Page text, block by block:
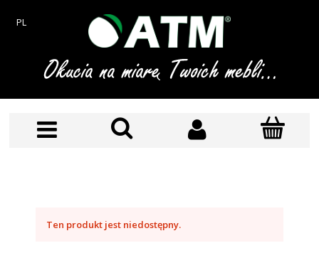
PL
Ten produkt jest niedostępny.